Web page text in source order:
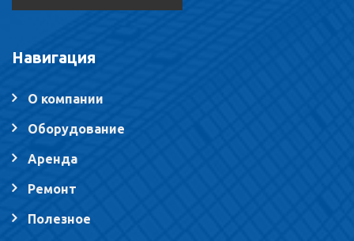
Навигация
О компании
Оборудование
Аренда
Ремонт
Полезное